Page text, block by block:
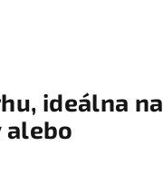
ideálna na